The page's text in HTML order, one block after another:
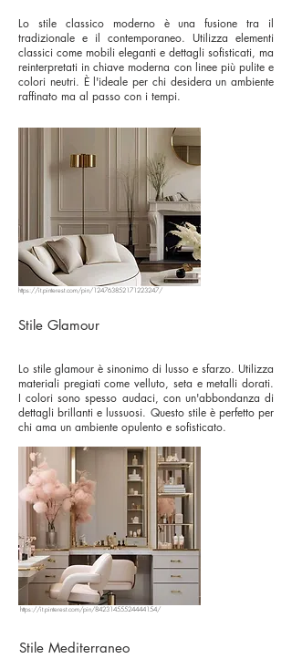
Lo stile classico moderno è una fusione tra il
tradizionale e il contemporaneo. Utilizza elementi
classici come mobili eleganti e dettagli sofisticati, ma
reinterpretati in chiave moderna con linee più pulite e
colori neutri. È l'ideale per chi desidera un ambiente
raffinato ma al passo con i tempi.
https://it.pinterest.com/pin/124763852171223247/
Stile Glamour
Lo stile glamour è sinonimo di lusso e sfarzo. Utilizza
materiali pregiati come velluto, seta e metalli dorati.
I colori sono spesso audaci, con un'abbondanza di
dettagli brillanti e lussuosi. Questo stile è perfetto per
chi ama un ambiente opulento e sofisticato.
https://it.pinterest.com/pin/84231455524444154/
Stile Mediterraneo